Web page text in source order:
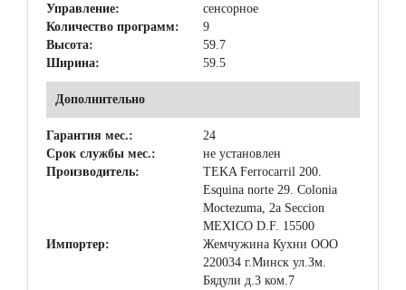
Управление:
сенсорное
Количество программ:
9
Высота:
59.7
Ширина:
59.5
Дополнительно
Гарантия мес.:
24
Срок службы мес.:
не установлен
Производитель:
TEKA Ferrocarril 200.
Esquina norte 29. Colonia
Moctezuma, 2a Seccion
MEXICO D.F. 15500
Импортер:
Жемчужина Кухни ООО
220034 г.Минск ул.Зм.
Бядули д.3 ком.7